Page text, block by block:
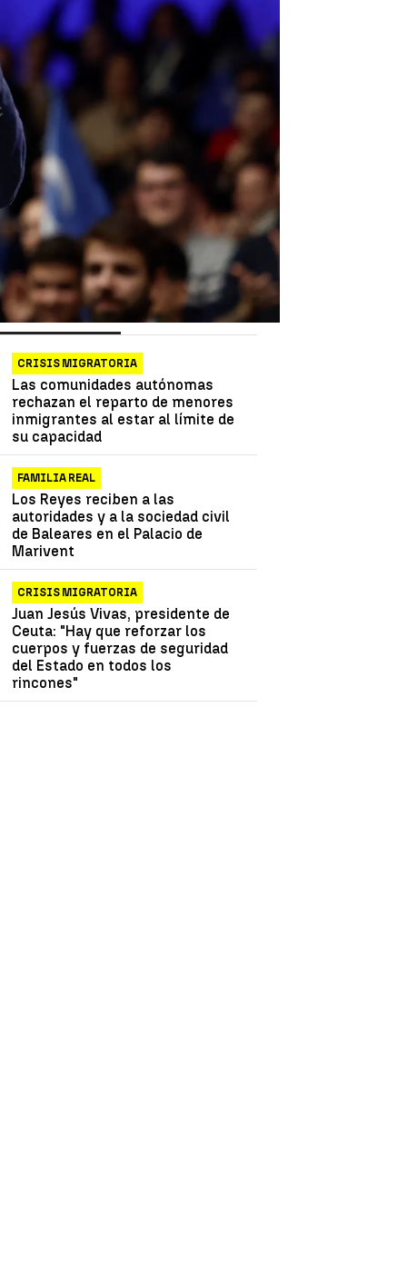
más vistas Lo último
CRISIS MIGRATORIA
Las comunidades autónomas
rechazan el reparto de menores
inmigrantes al estar al límite de
su capacidad
FAMILIA REAL
Los Reyes reciben a las
autoridades y a la sociedad civil
de Baleares en el Palacio de
Marivent
CRISIS MIGRATORIA
Juan Jesús Vivas, presidente de
Ceuta: "Hay que reforzar los
cuerpos y fuerzas de seguridad
del Estado en todos los
rincones"